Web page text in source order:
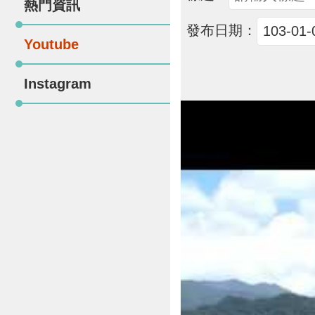
熱門資訊
Youtube
Instagram
發布日期：